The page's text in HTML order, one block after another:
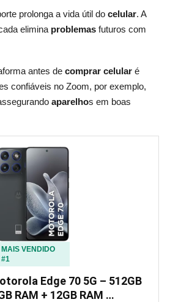
prolonga a vida útil do celular. A
elimina problemasfuturos com
antes de comprar celularé
confiáveis no Zoom, por exemplo,
aparelhos em boas
MAIS VENDIDO
#1
Edge 70 5G – 512GB
RAM + 12GB RAM …